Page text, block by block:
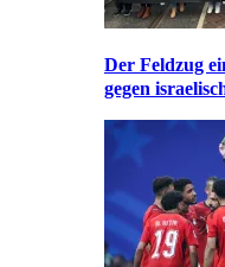
Der Feldzug
gegen